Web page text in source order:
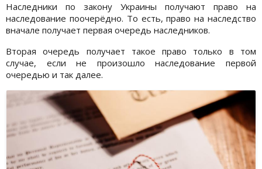
Наследники по закону Украины получают право на
наследование поочерёдно. То есть, право на наследство
вначале получает первая очередь наследников.
Вторая очередь получает такое право только в том
случае, если не произошло наследование первой
очередью и так далее.